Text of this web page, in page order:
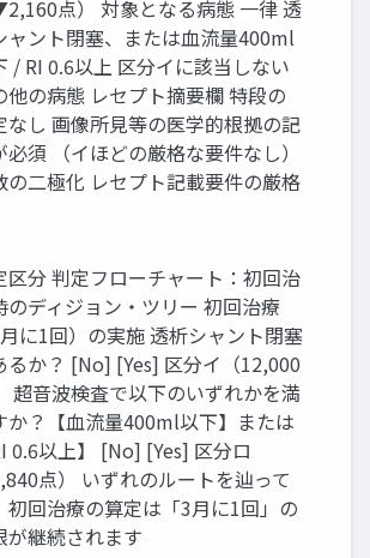
点） 対象となる病態 一律 透
ャント閉塞、または血流量400ml
/ RI 0.6以上 区分イに該当しない
他の病態 レセプト摘要欄 特段の
なし 画像所見等の医学的根拠の記
必須 （イほどの厳格な要件なし）
の二極化 レセプト記載要件の厳格
区分 判定フローチャート：初回治
のディジョン・ツリー 初回治療
月に1回）の実施 透析シャント閉塞
るか？ [No] [Yes] 区分イ（12,000
超音波検査で以下のいずれかを満
か？【血流量400ml以下】または
0.6以上】 [No] [Yes] 区分ロ
点） いずれのルートを辿って
初回治療の算定は「3月に1回」の
が継続されます